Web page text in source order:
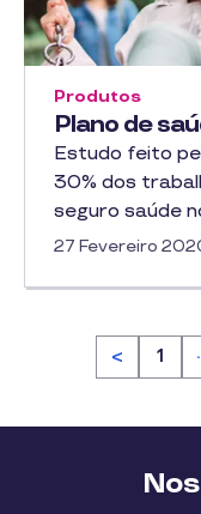
Plano de
Produtos
Estudo feito
30% dos
seguro saúde
27 Fevereiro
< 1